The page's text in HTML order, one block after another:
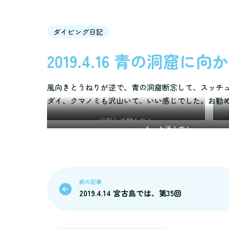
ダイビング日記
2019.4.16 青の洞窟に向
風向きとうねりが逆で、青の洞窟断念して、スッ
ダイ、クマノミも沢山いて、いい感じでした。お勧
出航して間もなく
もっと近くで！
前の記事
2019.4.14 宮古島では、第35回